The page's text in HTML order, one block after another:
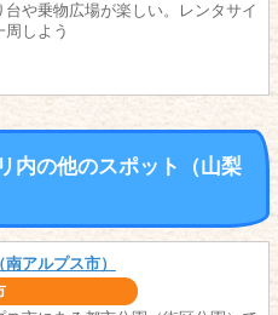
台や乗物広場が楽しい。レンタサイ
周しよう
内の他のスポット（山梨
アルプス市）